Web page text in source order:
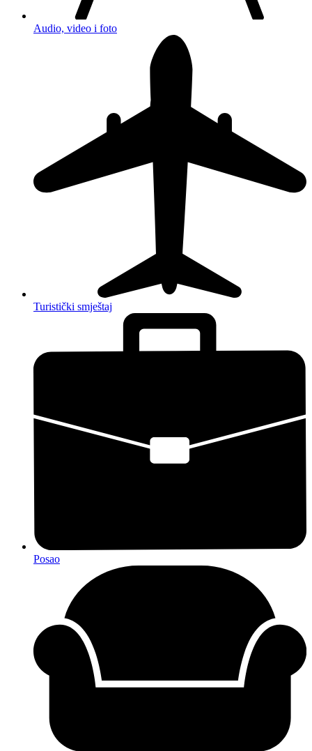
Audio, video i foto
Turistički smještaj
Posao